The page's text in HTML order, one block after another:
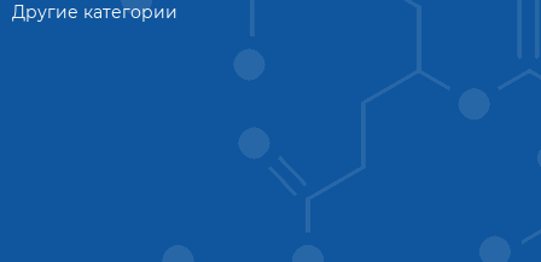
Другие категории